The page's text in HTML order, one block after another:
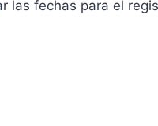
las fechas para el